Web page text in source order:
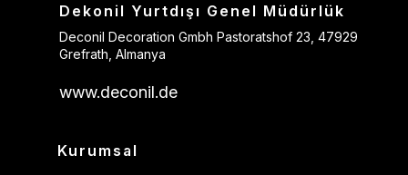
Dekonil Yurtdışı Genel Müdürlük
Deconil Decoration Gmbh Pastoratshof 23, 47929
Grefrath, Almanya
www.deconil.de
Kurumsal